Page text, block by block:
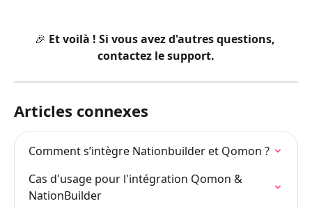
🎉 Et voilà ! Si vous avez d'autres questions,
contactez le support.
Articles connexes
Comment s’intègre Nationbuilder et Qomon ?
Cas d'usage pour l'intégration Qomon &
NationBuilder